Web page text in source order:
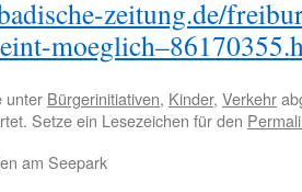
zeitung.de/
unter Bürgerinitiativen, Kinder, Verkehr
Setze ein Lesezeichen für den
am Seepark